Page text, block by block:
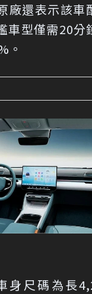
廠還表示該車
車型僅需20分
。
身尺碼為長